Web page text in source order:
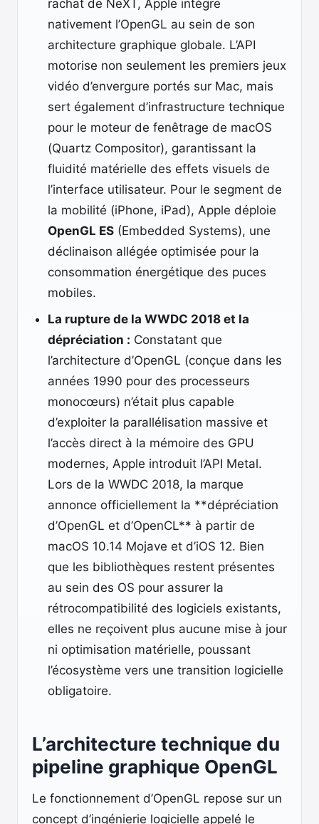
rachat de NeXT, Apple intègre
nativement l’OpenGL au sein de son
architecture graphique globale. L’API
motorise non seulement les premiers jeux
vidéo d’envergure portés sur Mac, mais
sert également d’infrastructure technique
pour le moteur de fenêtrage de macOS
(Quartz Compositor), garantissant la
fluidité matérielle des effets visuels de
l’interface utilisateur. Pour le segment de
la mobilité (iPhone, iPad), Apple déploie
OpenGL ES (Embedded Systems), une
déclinaison allégée optimisée pour la
consommation énergétique des puces
mobiles.
La rupture de la WWDC 2018 et la
dépréciation : Constatant que
l’architecture d’OpenGL (conçue dans les
années 1990 pour des processeurs
monocœurs) n’était plus capable
d’exploiter la parallélisation massive et
l’accès direct à la mémoire des GPU
modernes, Apple introduit l’API Metal.
Lors de la WWDC 2018, la marque
annonce officiellement la **dépréciation
d’OpenGL et d’OpenCL** à partir de
macOS 10.14 Mojave et d’iOS 12. Bien
que les bibliothèques restent présentes
au sein des OS pour assurer la
rétrocompatibilité des logiciels existants,
elles ne reçoivent plus aucune mise à jour
ni optimisation matérielle, poussant
l’écosystème vers une transition logicielle
obligatoire.
L’architecture technique du
pipeline graphique OpenGL
Le fonctionnement d’OpenGL repose sur un
concept d’ingénierie logicielle appelé le